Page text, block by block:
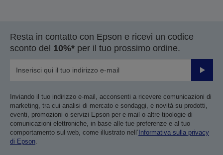
Resta in contatto con Epson e ricevi un codice
sconto del 10%* per il tuo prossimo ordine.
Invia
Inviando il tuo indirizzo e-mail, acconsenti a ricevere comunicazioni di
marketing, tra cui analisi di mercato e sondaggi, e novità su prodotti,
eventi, promozioni o servizi Epson per e-mail o altre tipologie di
comunicazioni elettroniche, in base alle tue preferenze e al tuo
comportamento sul web, come illustrato nell’ Informativa sulla privacy
di Epson.